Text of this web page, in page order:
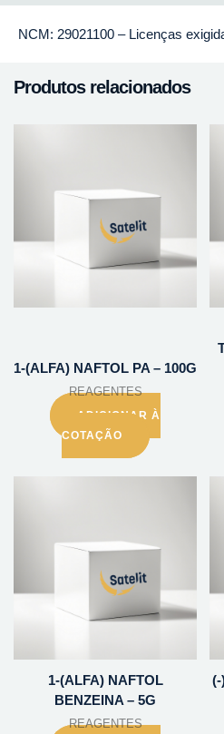
NCM: 29021100 – Licenças
Produtos relacionados
1-(ALFA) NAFTOL PA – 100G
REAGENTES
ADICIONAR À
COTAÇÃO
1-(ALFA) NAFTOL
BENZEINA – 5G
REAGENTES
(-